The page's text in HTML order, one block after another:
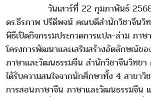
วันเสาร์ที่ 22 กุมภาพันธ์ 2568
ดร.ธีรภาพ ปรีดีพจน์ คณบดีสำนักวิชาจีนวิท
พิธีเปิดกิจกรรมประกวดการแปล-ล่าม ภาษ
โครงการพัฒนาและเสริมสร้างอัตลักษณ์ข
ภาษาและวัฒนธรรมจีน สำนักวิชาจีนวิทย
ได้รับความสนใจจากนักศึกษาทั้ง 4 สาขาวิ
การสอนภาษาจีน ภาษาและวัฒนธรรมจีน